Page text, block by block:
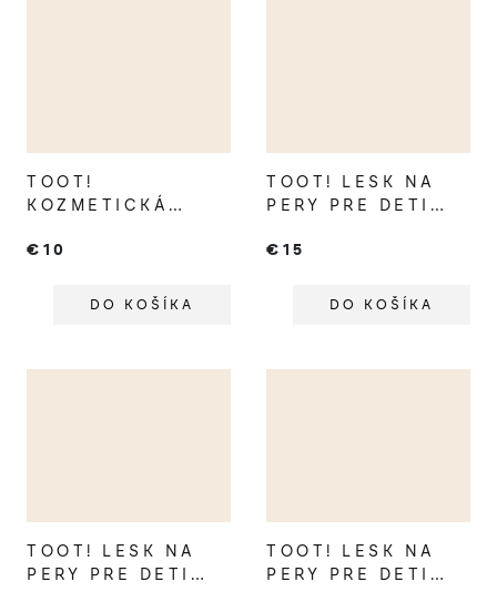
TOOT!
KOZMETICKÁ
€10
DO KOŠÍKA
TOOT! LESK NA
PERY PRE DETI
€15
DO KOŠÍKA
TOOT! LESK NA
PERY PRE DETI
TOOT! LESK NA
PERY PRE DETI